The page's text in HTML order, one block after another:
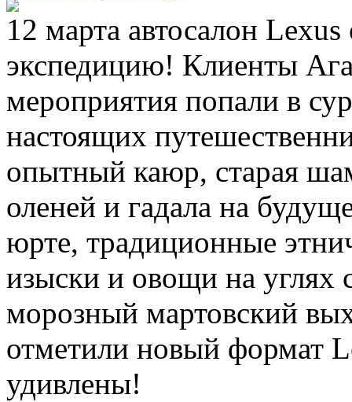
12 марта автосалон
экспедицию! Клиенты
мероприятия попали в
настоящих
опытный каюр, старая
оленей и гадала на
юрте, традиционные
изыски и овощи на углях
морозный мартовский
отметили новый формат
удивлены!